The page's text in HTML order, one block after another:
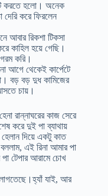
করতে হলো। অনেক
করে ফিরলেন
আবার রিকশা টিকসা
কাহিল হয়ে গেছি।
করি।
আগে থেকেই কার্পেটে
বড় বড় দুধ কামিজের
চায়।
রান্নাঘরের কাজ সেরে
করে দুই পা ব্যাথায়
দিয়ে একটু কাত
এই রিনা আমার পা
টেপার আরামে চোখ
যাই, আর